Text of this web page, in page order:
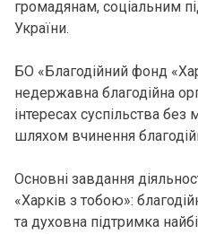
громадянам, соціальним
України.
БО «Благодійний фонд
недержавна благодійна
інтересах суспільства
шляхом вчинення
Основні завдання
«Харків з тобою»:
та духовна підтримка